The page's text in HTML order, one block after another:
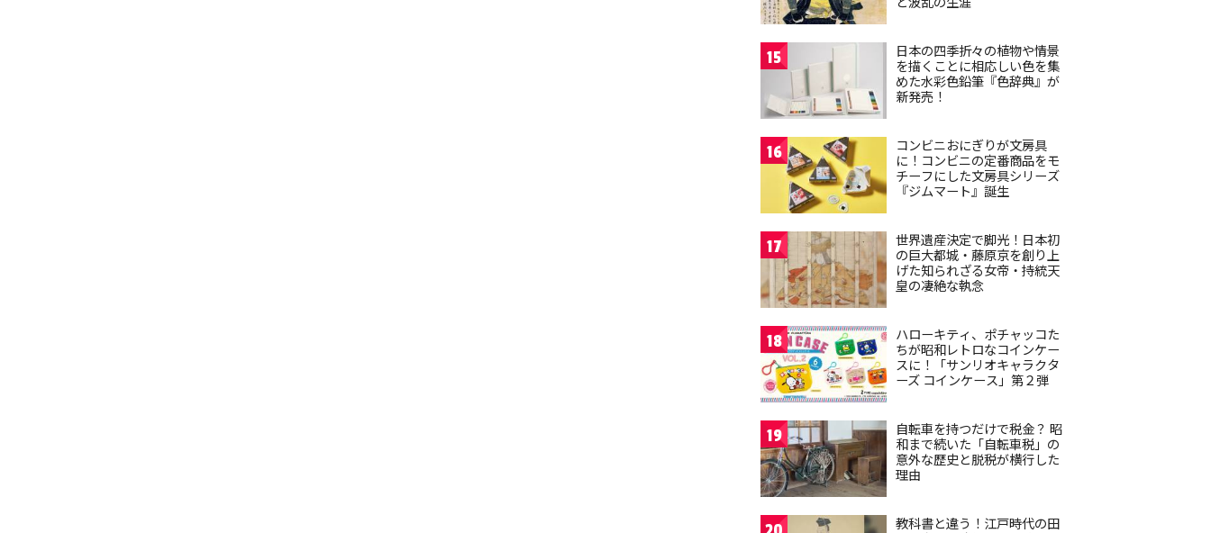
15
日本の四季折々の植物や情景
を描くことに相応しい色を集
めた水彩色鉛筆『色辞典』が
新発売！
16
コンビニおにぎりが文房具
に！コンビニの定番商品をモ
チーフにした文房具シリーズ
『ジムマート』誕生
17
世界遺産決定で脚光！日本初
の巨大都城・藤原京を創り上
げた知られざる女帝・持統天
皇の凄絶な執念
18
ハローキティ、ポチャッコた
ちが昭和レトロなコインケー
スに！「サンリオキャラクタ
ーズ コインケース」第２弾
19
自転車を持つだけで税金？ 昭
和まで続いた「自転車税」の
意外な歴史と脱税が横行した
理由
教科書と違う！江戸時代の田